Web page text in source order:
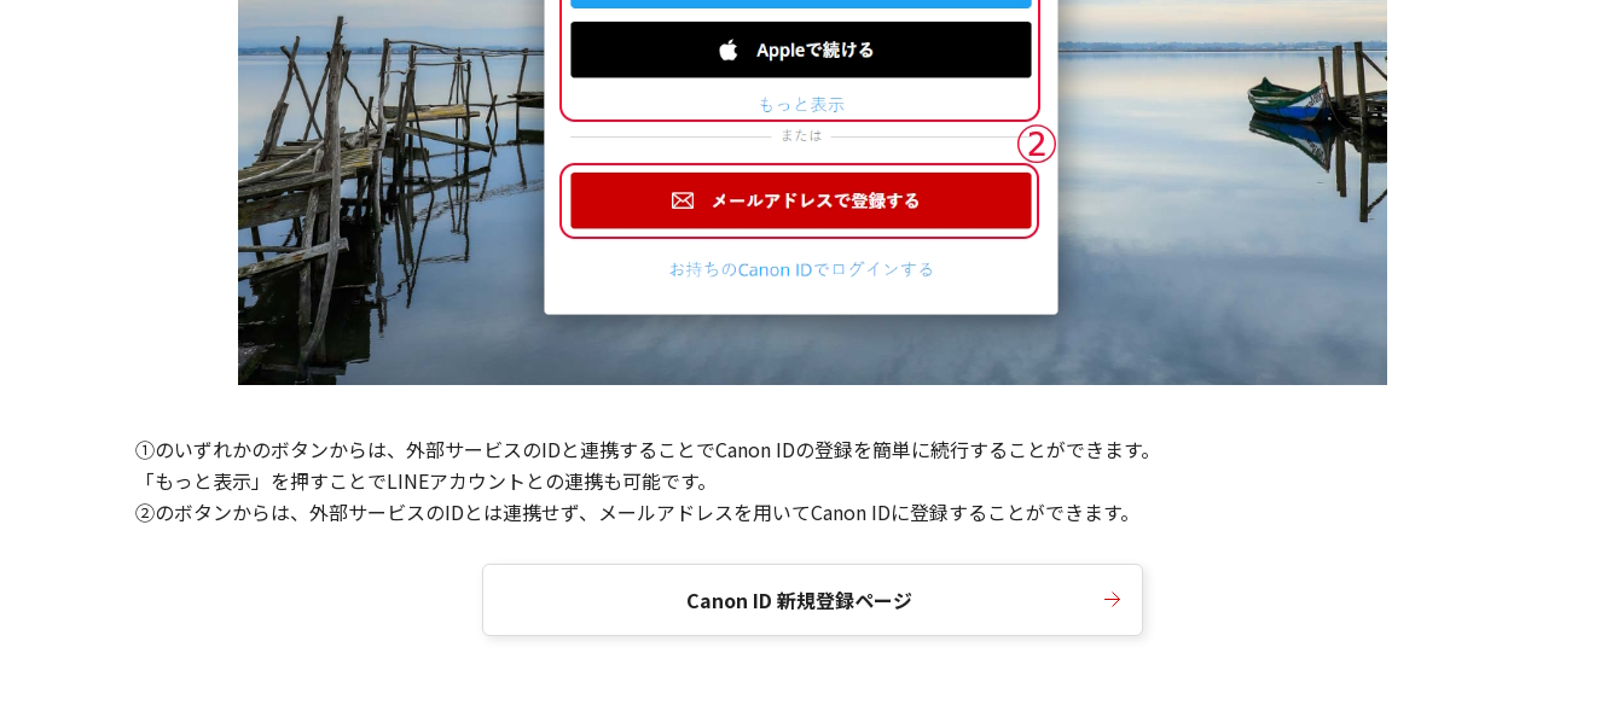
①のいずれかのボタンからは、外部サービスのIDと連携することでCanon IDの登録を簡単に続行することができます。
「もっと表示」を押すことでLINEアカウントとの連携も可能です。
②のボタンからは、外部サービスのIDとは連携せず、メールアドレスを用いてCanon IDに登録することができます。
Canon ID 新規登録ページ